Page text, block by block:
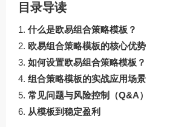
目录导读
什么是欧易组合策略模板？
欧易组合策略模板的核心优势
如何设置欧易组合策略模板？
组合策略模板的实战应用场景
常见问题与风险控制（Q&A）
从模板到稳定盈利